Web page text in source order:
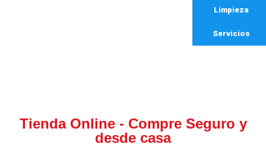
Limpieza
Servicios
Tienda Online - Compre Seguro y
desde casa